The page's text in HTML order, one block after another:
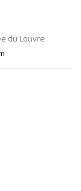
du Louvre